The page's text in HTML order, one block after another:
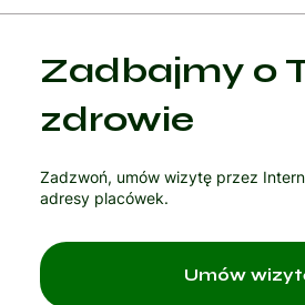
Zadbajmy o
zdrowie
Zadzwoń, umów wizytę przez
adresy placówek.
Umów